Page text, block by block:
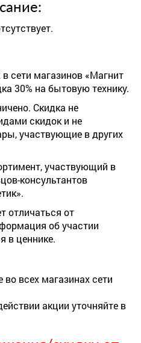
сети магазинов «Магнит
30% на бытовую технику.
Скидка не
скидок и не
участвующие в других
участвующий в
консультантов
отличаться от
об участии
в ценнике.
всех магазинах сети
акции уточняйте в